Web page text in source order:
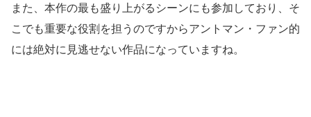
また、本作の最も盛り上がるシーンにも参加しており、そ
こでも重要な役割を担うのですからアントマン・ファン的
には絶対に見逃せない作品になっていますね。